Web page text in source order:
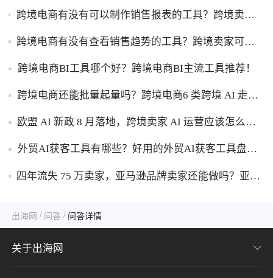
跨境电商有没有可以制作销售报表的工具？跨境卖家
跨境电商有没有查看销售趋势的工具？跨境卖家可以
跨境电商BI工具哪个好？跨境电商BI主流工具推荐！
跨境电商还能批量起量吗？跨境电商6 类跨境 AI 走量
欧盟 AI 新政 8 月落地，跨境卖家 AI 运营应该怎么应
外贸AI获客工具有哪些？好用的外贸AI获客工具盘
四年流失 75 万卖家，亚马逊品牌卖家还能做吗？亚马
出海网 / 问答 / 问答详情
关于出海网